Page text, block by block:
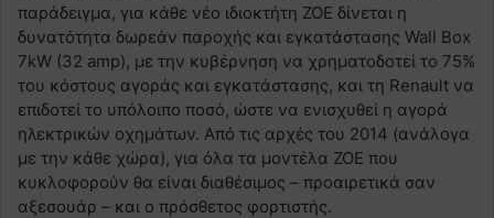
παράδειγμα, για κάθε νέο ιδιοκτήτη ZOE δίνεται η
δυνατότητα δωρεάν παροχής και εγκατάστασης Wall Box
7kW (32 amp), με την κυβέρνηση να χρηματοδοτεί το 75%
του κόστους αγοράς και εγκατάστασης, και τη Renault να
επιδοτεί το υπόλοιπο ποσό, ώστε να ενισχυθεί η αγορά
ηλεκτρικών οχημάτων. Από τις αρχές του 2014 (ανάλογα
με την κάθε χώρα), για όλα τα μοντέλα ZOE που
κυκλοφορούν θα είναι διαθέσιμος – προαιρετικά σαν
αξεσουάρ – και ο πρόσθετος φορτιστής.